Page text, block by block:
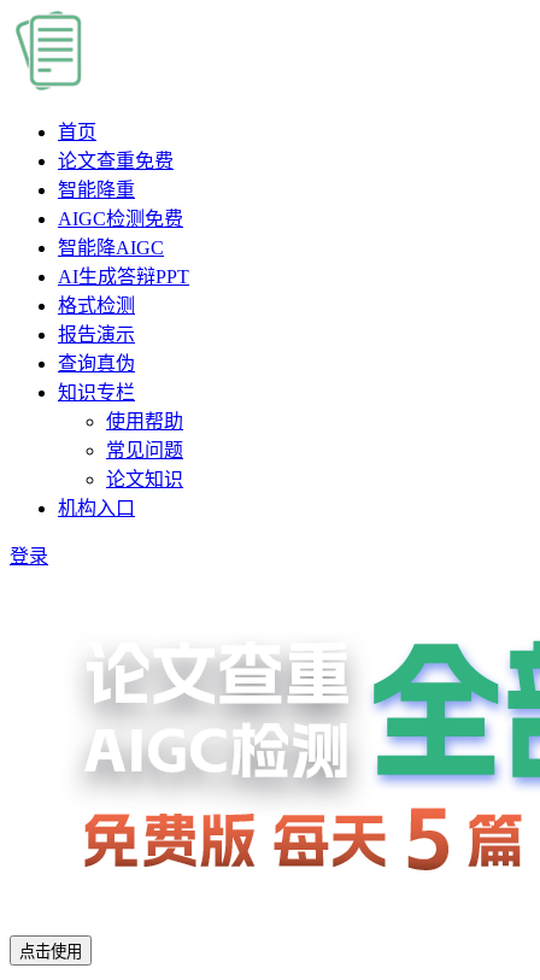
首页
论文查重免费
智能降重
AIGC检测 免费
智能降AIGC
AI生成答辩PPT
格式检测
报告演示
查询真伪
知识专栏
使用帮助
常见问题
论文知识
机构入口
登录
点击使用